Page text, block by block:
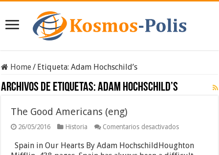
Home/ Etiqueta:Adam Hochschild’s
Archivos de etiquetas:Adam Hochschild’s
The Good Americans (eng)
26/05/2016 Historia Comentarios desactivadosen
Good
Americans
Spain in Our Hearts By Adam HochschildHoughton